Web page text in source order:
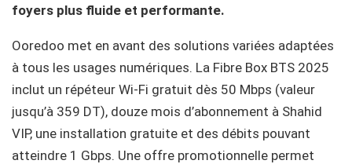
foyers plus fluide et performante.
Ooredoo met en avant des solutions variées adaptées
à tous les usages numériques. La Fibre Box BTS 2025
inclut un répéteur Wi-Fi gratuit dès 50 Mbps (valeur
jusqu’à 359 DT), douze mois d’abonnement à Shahid
VIP, une installation gratuite et des débits pouvant
atteindre 1 Gbps. Une offre promotionnelle permet